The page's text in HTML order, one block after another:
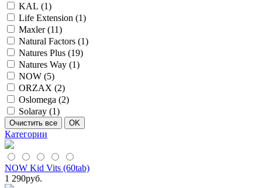
KAL (1)
Life Extension (1)
Maxler (11)
Natural Factors (1)
Natures Plus (19)
Natures Way (1)
NOW (5)
ORZAX (2)
Oslomega (2)
Solaray (1)
Категории
NOW Kid Vits (60tab)
1 290руб.